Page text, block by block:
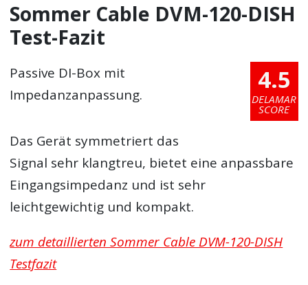
Sommer Cable DVM-120-DISH
Test-Fazit
4.5
DELAMAR
SCORE
Passive DI-Box mit
Impedanzanpassung.
Das Gerät symmetriert das
Signal sehr klangtreu, bietet eine anpassbare
Eingangsimpedanz und ist sehr
leichtgewichtig und kompakt.
zum detaillierten Sommer Cable DVM-120-DISH
Testfazit